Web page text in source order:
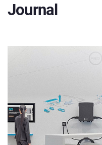
Journal